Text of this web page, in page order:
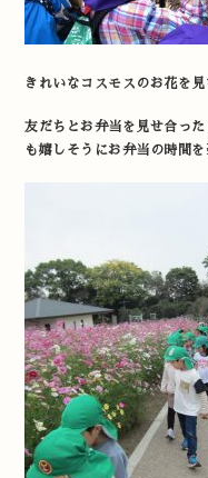
きれいなコスモスのお花を
友だちとお弁当を見せ合っ
も嬉しそうにお弁当の時間